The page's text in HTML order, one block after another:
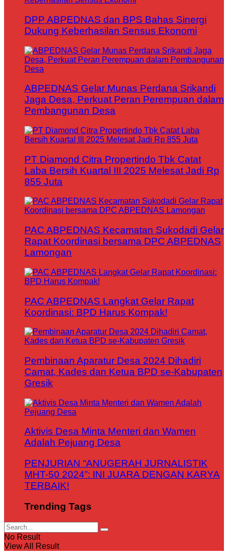
DPP ABPEDNAS dan BPS Bahas Sinergi
Dukung Keberhasilan Sensus Ekonomi
ABPEDNAS Gelar Munas Perdana Srikandi
Jaga Desa, Perkuat Peran Perempuan dalam
Pembangunan Desa
PT Diamond Citra Propertindo Tbk Catat
Laba Bersih Kuartal III 2025 Melesat Jadi Rp
855 Juta
PAC ABPEDNAS Kecamatan Sukodadi Gelar
Rapat Koordinasi bersama DPC ABPEDNAS
Lamongan
PAC ABPEDNAS Langkat Gelar Rapat
Koordinasi: BPD Harus Kompak!
Pembinaan Aparatur Desa 2024 Dihadiri
Camat, Kades dan Ketua BPD se-Kabupaten
Gresik
Aktivis Desa Minta Menteri dan Wamen
Adalah Pejuang Desa
PENJURIAN “ANUGERAH JURNALISTIK
MHT-50 2024”: INI JUARA DENGAN KARYA
TERBAIK!
Trending Tags
No Result
View All Result